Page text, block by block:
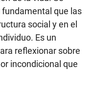
que las
social y en el
Es un
reflexionar sobre
incondicional que